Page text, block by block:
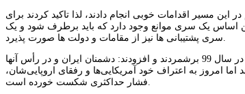
در مسیر تحقق شعار 99 اتفاق خوبی افتاد و ملت هم در این مسیر اقدامات خوبی انجام دادند، لذا تاکید کردند برای
اساس یک سری موانع وجود دارد که باید برطرف شود و یک
حضرت آیت‌الله خامنه‌ای به شکست کشاندن فشار حداکثری دشمن را درخشش دیگری از توانایی‌های ملی در سال 99 برشمردند و افزودند: دشمنان ایران و در رأس آنها
امروز به اعتراف خود آمریکایی‌ها و رفقای اروپایی‌شان،